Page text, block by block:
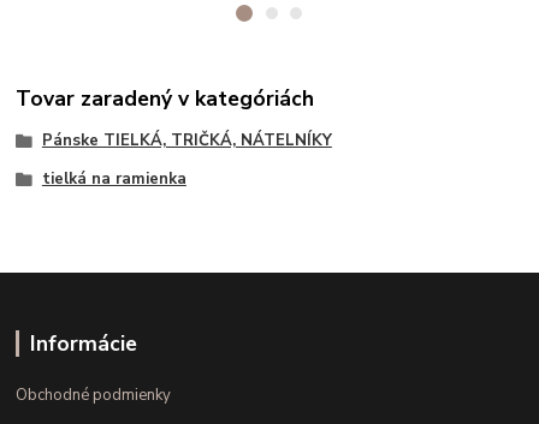
Tovar zaradený v kategóriách
Pánske TIELKÁ, TRIČKÁ, NÁTELNÍKY
tielká na ramienka
Informácie
Obchodné podmienky